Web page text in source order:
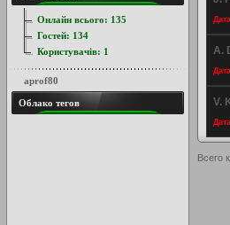
A.
V.
Всего
Онлайн всього: 135
Гостей: 134
Користувачів: 1
aprof80
Облако тегов